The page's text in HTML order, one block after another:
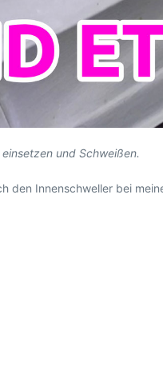
und Schweißen.
den Innenschweller bei